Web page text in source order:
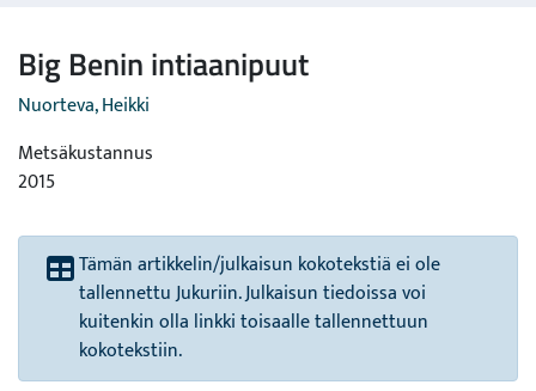
Big Benin intiaanipuut
Nuorteva, Heikki
Metsäkustannus
2015
Tämän artikkelin/julkaisun kokotekstiä ei ole
tallennettu Jukuriin. Julkaisun tiedoissa voi
kuitenkin olla linkki toisaalle tallennettuun
kokotekstiin.